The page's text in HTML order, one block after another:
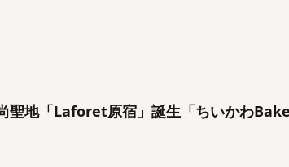
聖地「Laforet原宿」誕生「ちいかわ